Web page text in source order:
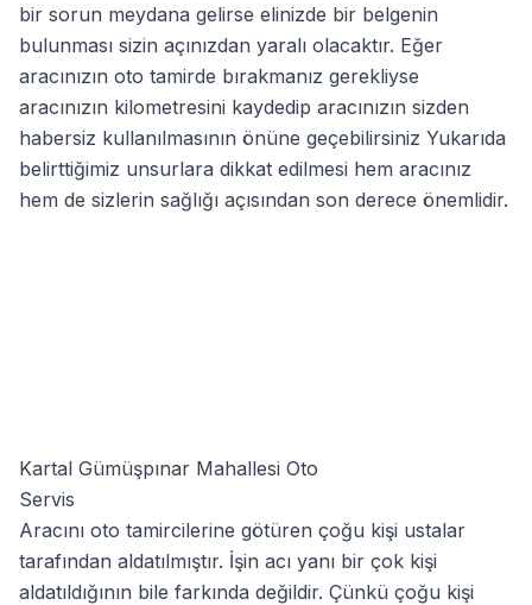
bir sorun meydana gelirse elinizde bir belgenin
bulunması sizin açınızdan yaralı olacaktır. Eğer
aracınızın oto tamirde bırakmanız gerekliyse
aracınızın kilometresini kaydedip aracınızın sizden
habersiz kullanılmasının önüne geçebilirsiniz Yukarıda
belirttiğimiz unsurlara dikkat edilmesi hem aracınız
hem de sizlerin sağlığı açısından son derece önemlidir.
Kartal Gümüşpınar Mahallesi Oto
Servis
Aracını oto tamircilerine götüren çoğu kişi ustalar
tarafından aldatılmıştır. İşin acı yanı bir çok kişi
aldatıldığının bile farkında değildir. Çünkü çoğu kişi